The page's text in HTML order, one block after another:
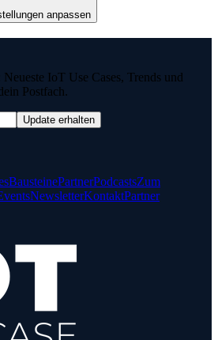
anpassen
IoT Use Cases, Trends und
Postfach.
Update erhalten
BausteinePartnerPodcastsZum
NewsletterKontaktPartner